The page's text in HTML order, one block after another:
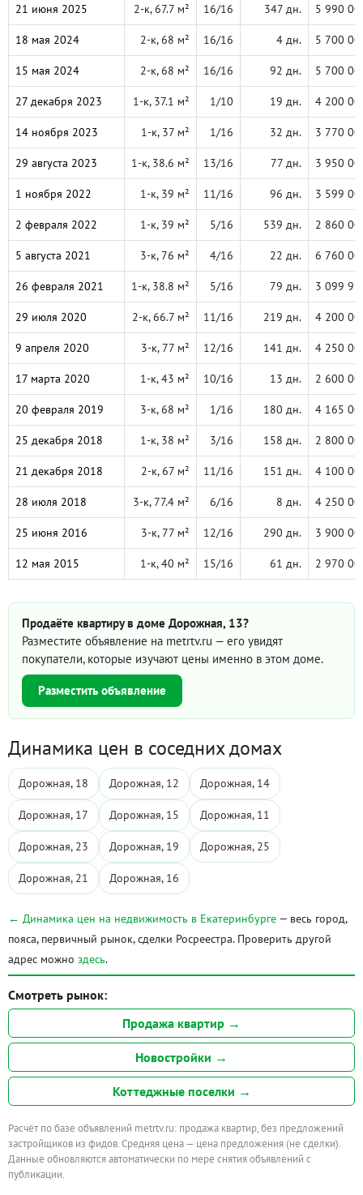
21 июня 2025 2-к, 67.7 м² 16/16 347 дн. 5 990
18 мая 2024 2-к, 68 м² 16/16 4 дн. 5 700
15 мая 2024 2-к, 68 м² 16/16 92 дн. 5 700
27 декабря 2023 1-к, 37.1 м² 1/10 19 дн. 4 200
14 ноября 2023 1-к, 37 м² 1/16 32 дн. 3 770
29 августа 2023 1-к, 38.6 м² 13/16 77 дн. 3 950
1 ноября 2022 1-к, 39 м² 11/16 96 дн. 3 599
2 февраля 2022 1-к, 39 м² 5/16 539 дн. 2 860
5 августа 2021 3-к, 76 м² 4/16 22 дн. 6 760
26 февраля 2021 1-к, 38.8 м² 5/16 79 дн. 3 099
29 июля 2020 2-к, 66.7 м² 11/16 219 дн. 4 200
9 апреля 2020 3-к, 77 м² 12/16 141 дн. 4 250
17 марта 2020 1-к, 43 м² 10/16 13 дн. 2 600
20 февраля 2019 3-к, 68 м² 1/16 180 дн. 4 165
25 декабря 2018 1-к, 38 м² 3/16 158 дн. 2 800
21 декабря 2018 2-к, 67 м² 11/16 151 дн. 4 100
28 июля 2018 3-к, 77.4 м² 6/16 8 дн. 4 250
25 июня 2016 3-к, 77 м² 12/16 290 дн. 3 900
12 мая 2015 1-к, 40 м² 15/16 61 дн. 2 970
Продаёте квартиру в доме Дорожная, 13?
Разместите объявление на metrtv.ru — его увидят
покупатели, которые изучают цены именно в этом доме.
Разместить объявление
Динамика цен в соседних домах
Дорожная, 18 Дорожная, 12 Дорожная, 14
Дорожная, 17 Дорожная, 15 Дорожная, 11
Дорожная, 23 Дорожная, 19 Дорожная, 25
Дорожная, 21 Дорожная, 16
← Динамика цен на недвижимость в Екатеринбурге — весь город,
пояса, первичный рынок, сделки Росреестра. Проверить другой
адрес можно здесь.
Смотреть рынок:
Продажа квартир →
Новостройки →
Коттеджные поселки →
Расчёт по базе объявлений metrtv.ru: продажа квартир, без предложений
застройщиков из фидов. Средняя цена — цена предложения (не сделки).
Данные обновляются автоматически по мере снятия объявлений с
публикации.